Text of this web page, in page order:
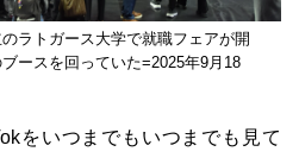
ラトガース大学で就職フェアが開
ースを回っていた=2025年9月18
をいつまでもいつまでも見て